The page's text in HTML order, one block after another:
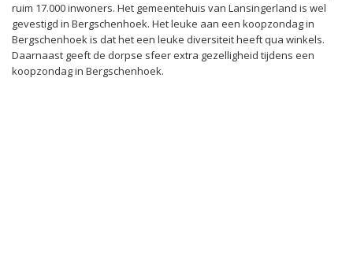
ruim 17.000 inwoners. Het gemeentehuis van Lansingerland is wel
gevestigd in Bergschenhoek. Het leuke aan een koopzondag in
Bergschenhoek is dat het een leuke diversiteit heeft qua winkels.
Daarnaast geeft de dorpse sfeer extra gezelligheid tijdens een
koopzondag in Bergschenhoek.